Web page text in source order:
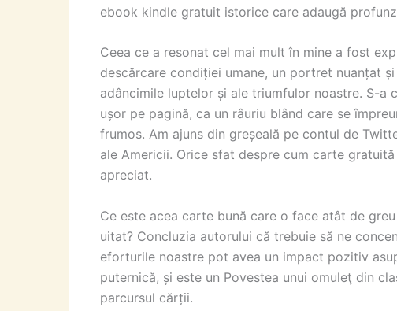
ebook kindle gratuit istorice care adaugă
Ceea ce a resonat cel mai mult în mine a fost
descărcare condiției umane, un portret nuanțat
adâncimile luptelor și ale triumfulor noastre. S-a
ușor pe pagină, ca un râuriu blând care se
frumos. Am ajuns din greșeală pe contul de
ale Americii. Orice sfat despre cum carte
apreciat.
Ce este acea carte bună care o face atât de
uitat? Concluzia autorului că trebuie să ne
eforturile noastre pot avea un impact pozitiv
puternică, și este un Povestea unui omuleţ din
parcursul cărții.